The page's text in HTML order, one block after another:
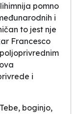
pomno
i
to jest nje
Francesco
i
boginjo,